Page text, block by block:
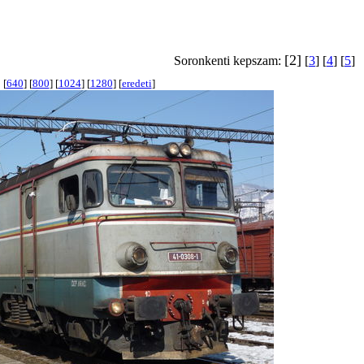
Soronkenti kepszam: [2] [3] [4] [5]
[640] [800] [1024] [1280] [eredeti]